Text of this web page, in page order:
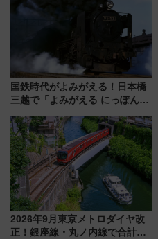
る方法を解説
国鉄時代がよみがえる！日本橋
三越で「よみがえる にっぽんの
敬の名作写真も、駅弁フェスも
同時開催！
2026年9月東京メトロダイヤ改
正！銀座線・丸ノ内線で合計